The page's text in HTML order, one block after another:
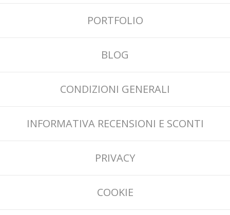
PORTFOLIO
BLOG
CONDIZIONI GENERALI
INFORMATIVA RECENSIONI E SCONTI
PRIVACY
COOKIE